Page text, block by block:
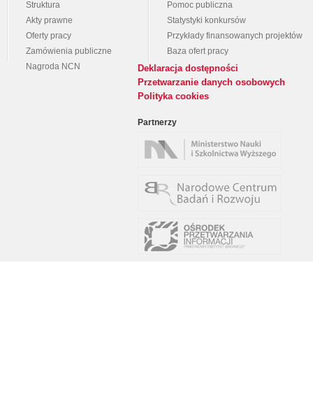
Struktura
Akty prawne
Oferty pracy
Zamówienia publiczne
Nagroda NCN
Pomoc publiczna
Statystyki konkursów
Przykłady finansowanych projektów
Baza ofert pracy
Deklaracja dostępności
Przetwarzanie danych osobowych
Polityka cookies
Partnerzy